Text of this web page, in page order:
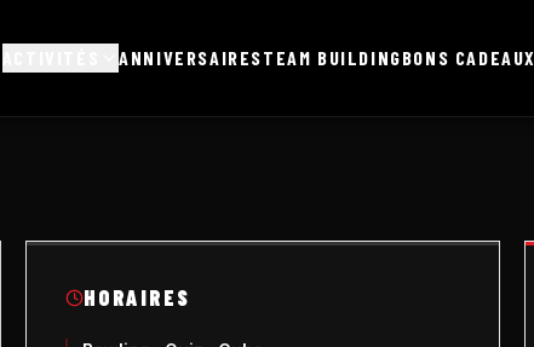
ANNIVERSAIRESTEAM BUILDINGBONS CADEAUX
HORAIRES